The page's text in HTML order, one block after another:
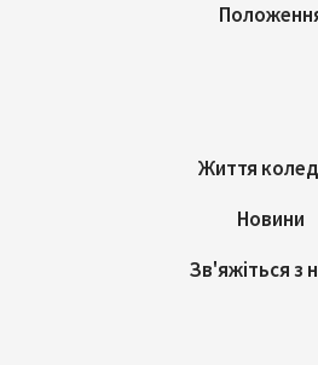
Життя
Новини
Зв'яжіться з